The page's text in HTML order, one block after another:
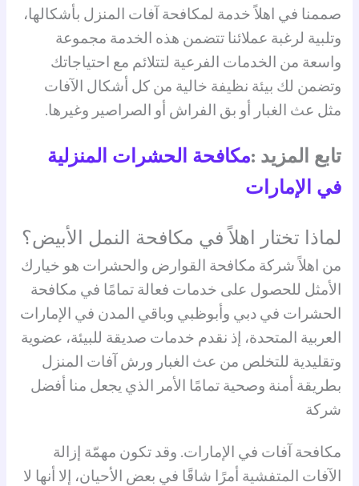
صممنا في اهلاً خدمة لمكافحة آفات المنزل بأشكالها،
وتلبية لرغبة عملائنا تتضمن هذه الخدمة مجموعة
واسعة من الخدمات الفرعية لتتلائم مع احتياجاتك
وتضمن لك بيئة نظيفة خالية من كل أشكال الآفات
مثل عث الغبار أو بق الفراش أو الصراصير وغيرها.
تابع المزيد :مكافحة الحشرات المنزلية
في الإمارات
لماذا تختار اهلاً في مكافحة النمل الأبيض؟
من اهلاً شركة مكافحة القوارض والحشرات هو خيارك
الأمثل للحصول على خدمات فعالة تمامًا في مكافحة
الحشرات في دبي وأبوظبي وباقي المدن في الإمارات
العربية المتحدة، إذ نقدم خدمات صديقة للبيئة، عضوية
وتقليدية للتخلص من عث الغبار ورش آفات المنزل
بطريقة أمنة وصحية تمامًا الأمر الذي يجعل منا أفضل
شركة
مكافحة آفات في الإمارات. وقد تكون مهمّة إزالة
الآفات المتفشية أمرًا شاقًا في بعض الأحيان، إلا أنها لا